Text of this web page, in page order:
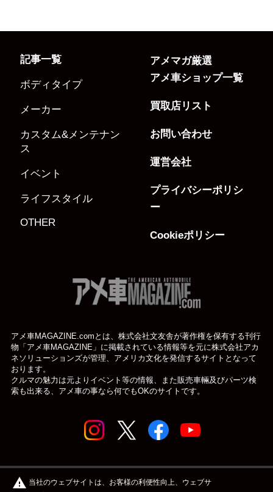
記事一覧
ボディタイプ
メーカー
カスタム&メンテナン
ス
イベント
ライフスタイル
OTHER
アメマガ厳選
アメ車ショップ一覧
買取店リスト
お問い合わせ
運営会社
プライバシーポリシ
ー
Cookieポリシー
アメ車MAGAZINE.comとは、株式会社文友舎が著作権を保有する刊行
物「アメ車MAGAZINE」に掲載されている情報等を元に株式会社アカ
ネソリューションズが管理、アメリカ文化を発信するサイトとなって
おります。
クルマの魅力は元よりイベント等の情報、また販売車輛及びパーツ検
索も出来る、アメ車の事なら何でもOKのサイトです。
© アメ車のWEBマガジン アメ車マガジン公式WEBサイト
| アメマガ All rights reserved.
warning 当社のウェブサイトは、お客様の利便性向上、ウェブサ